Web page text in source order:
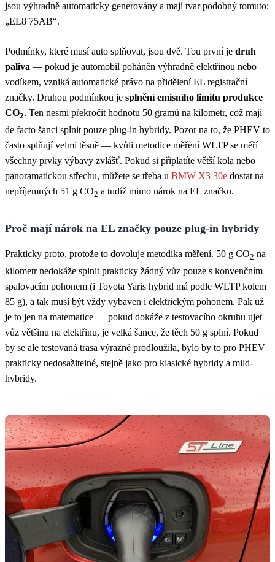
jsou výhradně automaticky generovány a mají tvar podobný tomuto:
„EL8 75AB“.
Podmínky, které musí auto splňovat, jsou dvě. Tou první je druh
paliva — pokud je automobil poháněn výhradně elektřinou nebo
vodíkem, vzniká automatické právo na přidělení EL registrační
značky. Druhou podmínkou je splnění emisního limitu produkce
CO2. Ten nesmí překročit hodnotu 50 gramů na kilometr, což mají
de facto šanci splnit pouze plug-in hybridy. Pozor na to, že PHEV to
často splňují velmi těsně — kvůli metodice měření WLTP se měří
všechny prvky výbavy zvlášť. Pokud si připlatíte větší kola nebo
panoramatickou střechu, můžete se třeba u BMW X3 30e dostat na
nepříjemných 51 g CO2 a tudíž mimo nárok na EL značku.
Proč mají nárok na EL značky pouze plug-in hybridy
Prakticky proto, protože to dovoluje metodika měření. 50 g CO2 na
kilometr nedokáže splnit prakticky žádný vůz pouze s konvenčním
spalovacím pohonem (i Toyota Yaris hybrid má podle WLTP kolem
85 g), a tak musí být vždy vybaven i elektrickým pohonem. Pak už
je to jen na matematice — pokud dokáže z testovacího okruhu ujet
vůz většinu na elektřinu, je velká šance, že těch 50 g splní. Pokud
by se ale testovaná trasa výrazně prodloužila, bylo by to pro PHEV
prakticky nedosažitelné, stejně jako pro klasické hybridy a mild-
hybridy.